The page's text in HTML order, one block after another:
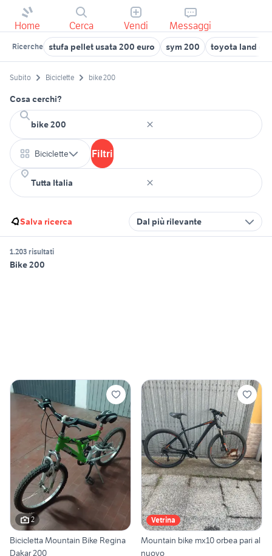
Home Cerca Vendi Messaggi
Ricerche stufa pellet usata 200 euro sym 200 toyota land
Subito Biciclette bike 200
Cosa cerchi?
Biciclette Filtri
Salva ricerca Dal più rilevante
1.203 risultati
Bike 200
2
Bicicletta Mountain Bike Regina
Dakar 200
Vetrina
Mountain bike mx10 orbea pari al
nuovo